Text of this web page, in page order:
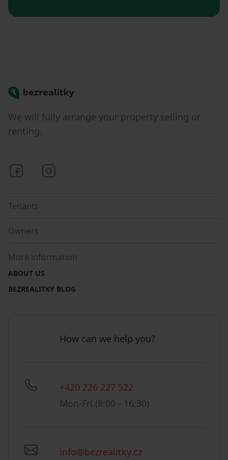
Bezrealitky
We will fully arrange your property selling or
renting.
Bezrealitky on Facebook
Tenants
Owners
More information
ABOUT US
BEZREALITKY BLOG
How can we help you?
+420 226 227 522
Mon-Fri (8:00 - 16:30)
info@bezrealitky.cz